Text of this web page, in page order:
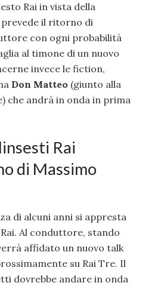
Rai in vista della
prevede il ritorno di
con ogni probabilità
al timone di un nuovo
invece le fiction,
Don Matteo (giunto alla
che andrà in onda in prima
Rai
di Massimo
di alcuni anni si appresta
Al conduttore, stando
affidato un nuovo talk
su Rai Tre. Il
dovrebbe andare in onda